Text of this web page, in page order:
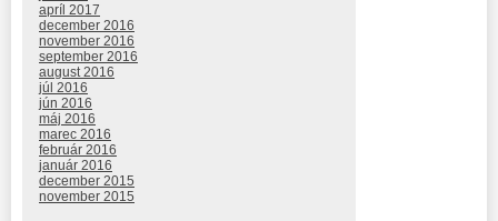
apríl 2017
december 2016
november 2016
september 2016
august 2016
júl 2016
jún 2016
máj 2016
marec 2016
február 2016
január 2016
december 2015
november 2015